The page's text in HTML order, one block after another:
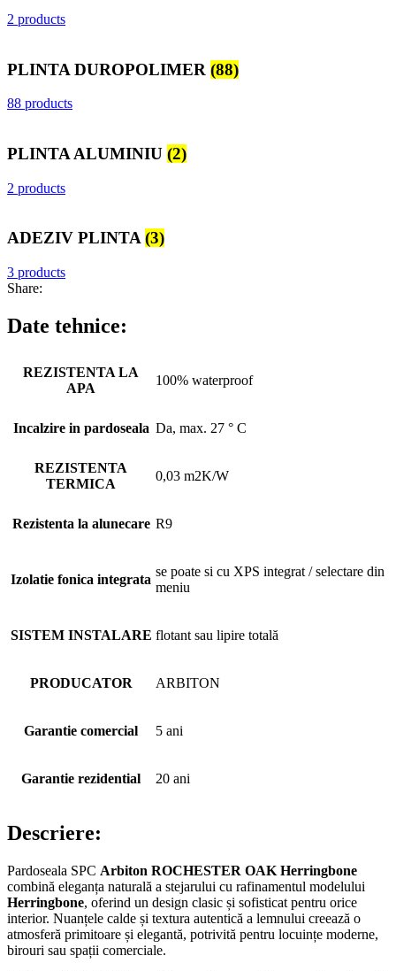
2 products
PLINTA DUROPOLIMER (88)
88 products
PLINTA ALUMINIU (2)
2 products
ADEZIV PLINTA(3)
3 products
Share:
Date tehnice:
REZISTENTA LA
APA
100% waterproof
Incalzire in pardoseala Da, max. 27 ° C
REZISTENTA
TERMICA
0,03 m2K/W
Rezistenta la alunecare R9
Izolatie fonica integrata
se poate si cu XPS integrat / selectare din
meniu
SISTEM INSTALARE flotant sau lipire totală
PRODUCATOR ARBITON
Garantie comercial 5 ani
Garantie rezidential 20 ani
Descriere:
Pardoseala SPC Arbiton ROCHESTER OAK Herringbone
combină eleganța naturală a stejarului cu rafinamentul modelului
Herringbone, oferind un design clasic și sofisticat pentru orice
interior. Nuanțele calde și textura autentică a lemnului creează o
atmosferă primitoare și elegantă, potrivită pentru locuințe moderne,
birouri sau spații comerciale.